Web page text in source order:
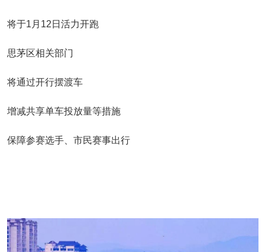
将于1月12日活力开跑
思茅区相关部门
将通过开行摆渡车
增减共享单车投放量等措施
保障参赛选手、市民赛事出行